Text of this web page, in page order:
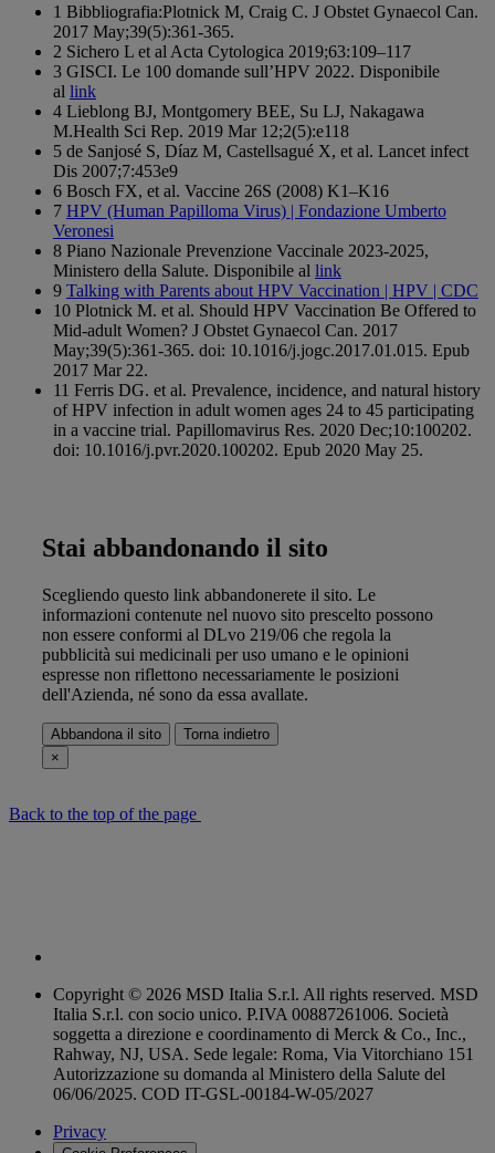
1 Bibbliografia:Plotnick M, Craig C. J Obstet Gynaecol Can.
2017 May;39(5):361-365.
2 Sichero L et al Acta Cytologica 2019;63:109–117
3 GISCI. Le 100 domande sull’HPV 2022. Disponibile
al link
4 Lieblong BJ, Montgomery BEE, Su LJ, Nakagawa
M.Health Sci Rep. 2019 Mar 12;2(5):e118
5 de Sanjosé S, Díaz M, Castellsagué X, et al. Lancet infect
Dis 2007;7:453e9
6 Bosch FX, et al. Vaccine 26S (2008) K1–K16
7 HPV (Human Papilloma Virus) | Fondazione Umberto
Veronesi
8 Piano Nazionale Prevenzione Vaccinale 2023-2025,
Ministero della Salute. Disponibile al link
9 Talking with Parents about HPV Vaccination | HPV | CDC
10 Plotnick M. et al. Should HPV Vaccination Be Offered to
Mid-adult Women? J Obstet Gynaecol Can. 2017
May;39(5):361-365. doi: 10.1016/j.jogc.2017.01.015. Epub
2017 Mar 22.
11 Ferris DG. et al. Prevalence, incidence, and natural history
of HPV infection in adult women ages 24 to 45 participating
in a vaccine trial. Papillomavirus Res. 2020 Dec;10:100202.
doi: 10.1016/j.pvr.2020.100202. Epub 2020 May 25.
Stai abbandonando il sito
Scegliendo questo link abbandonerete il sito. Le
informazioni contenute nel nuovo sito prescelto possono
non essere conformi al DLvo 219/06 che regola la
pubblicità sui medicinali per uso umano e le opinioni
espresse non riflettono necessariamente le posizioni
dell'Azienda, né sono da essa avallate.
Abbandona il sito
Torna indietro
×
Back to the top of the page
Copyright © 2026 MSD Italia S.r.l. All rights reserved. MSD
Italia S.r.l. con socio unico. P.IVA 00887261006. Società
soggetta a direzione e coordinamento di Merck & Co., Inc.,
Rahway, NJ, USA. Sede legale: Roma, Via Vitorchiano 151
Autorizzazione su domanda al Ministero della Salute del
06/06/2025. COD IT-GSL-00184-W-05/2027
Privacy